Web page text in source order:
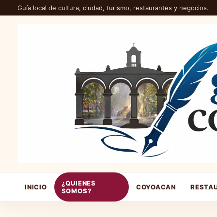
Guía local de cultura, ciudad, turismo, restaurantes y negocios.
INICIO
¿QUIENES
SOMOS?
COYOACAN